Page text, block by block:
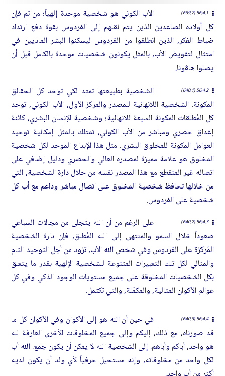
56:4.1 (639.7)
الأب الكوني هو شخصية موحدة إلهياً؛ من ثم فإن
كل أولاده الصاعدين الذين يتم نقلهم إلى الفردوس بقوة دفع ارتداد
ضباط الفكر, الذين انطلقوا من الفردوس ليسكنوا البشر الماديين في
امتثال لتفويض الأب, بالمثل يكونون شخصيات موحدة بالكامل قبل أن
يصلوا هاﭭونا.
56:4.2 (640.1)
الشخصية بطبيعتها تمتد لكي توحد كل الحقائق
المكونة. الشخصية اللانهائية للمصدر والمركز الأول, الأب الكوني, توحد
كل المُطلقات المكونة السبعة للانهائية؛ وشخصية الإنسان البشري, كائنة
إغداق حصري ومباشر من الأب الكوني, تمتلك بالمثل إمكانية توحيد
العوامل المكونة للمخلوق البشري. مثل هذا الإبداع الموحد لكل شخصية
المخلوق هو علامة مميزة لمصدره العالي والحصري ودليل إضافي على
اتصاله غير المنقطع مع هذا المصدر نفسه من خلال دارة الشخصية, التي
من خلالها تحافظ شخصية المخلوق على اتصال مباشر وداعم مع أب كل
شخصية على الفردوس.
56:4.3 (640.2)
على الرغم من أن الله يتجلى من مجالات السباعي
صعوداً خلال السمو والمنتهى إلى الله المُطلق, فإن دارة الشخصية
المُركزة على الفردوس وفي شخص الله الأب, تزود من أجل التوحيد التام
والمثالي لكل تلك التعبيرات المتنوعة للشخصية الإلهية بقدر ما يتعلق
بكل الشخصيات المخلوقة على جميع مستويات الوجود الذكي وفي كل
عوالم الأكوان المثالية, والمكمَلة, والتي تكتمل.
56:4.4 (640.3)
في حين أن الله هو إلى الأكوان وفي الأكوان كل ما
قد صورناه, مع ذلك, إليكم وإلى جميع المخلوقات الأخرى العارفة لله
هو واحد, أباكم وأباهم. إلى الشخصية الله لا يمكن أن يكون جمع. الله أب
لكل واحد من مخلوقاته, وإنه مستحيل حرفياً لأي ولد أن يكون لديه